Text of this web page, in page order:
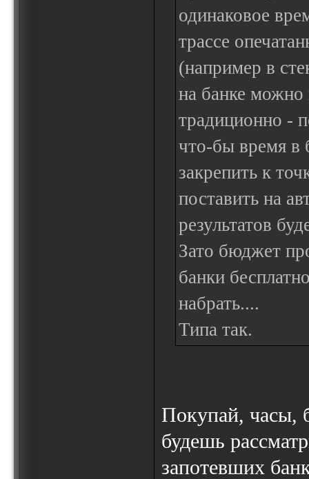
одинаковое
трассе
(например в
на банке можно
традиционно -
что-бы время в
закрепить к
поставить на
результатов
Зато бюджет
банки
набрать....
Типа так.
Покупай, часы,
будешь
запотевших